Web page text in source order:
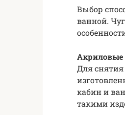
Выбор
ванной.
Для
кабин и
такими